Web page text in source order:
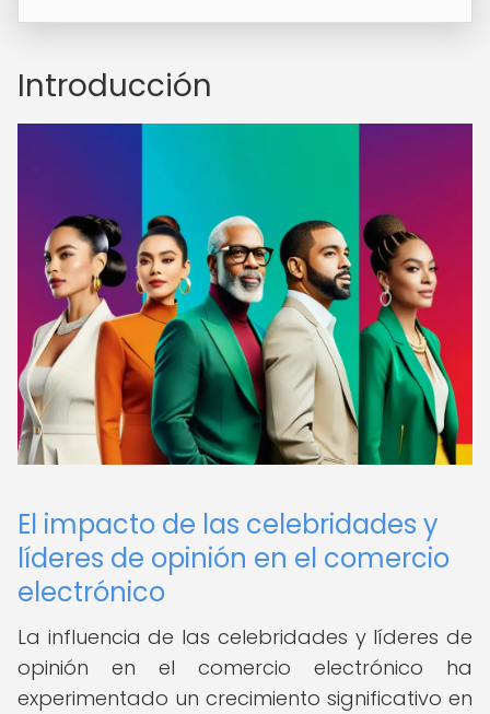
Introducción
El impacto de las celebridades y
líderes de opinión en el comercio
electrónico
La influencia de las celebridades y líderes de
opinión en el comercio electrónico ha
experimentado un crecimiento significativo en